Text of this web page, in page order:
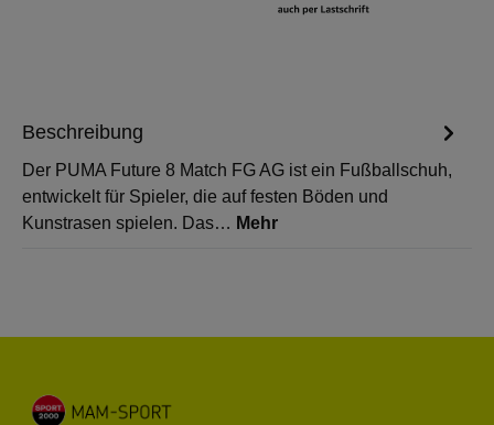
Beschreibung
Der PUMA Future 8 Match FG AG ist ein Fußballschuh,
entwickelt für Spieler, die auf festen Böden und
Kunstrasen spielen. Das… Mehr